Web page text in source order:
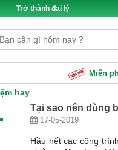
Trở thành đại lý
Miễn
hay
Tại sao nên dùng
17-05-2019
Hầu hết các công